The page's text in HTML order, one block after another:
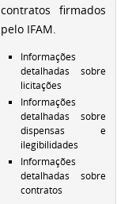
contratos firmados
pelo IFAM.
Informações
detalhadas sobre
licitações
Informações
detalhadas sobre
dispensas e
ilegibilidades
Informações
detalhadas sobre
contratos